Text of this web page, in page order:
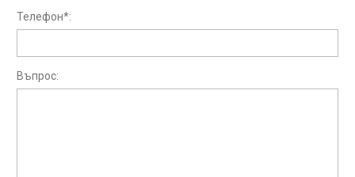
Екскурзии
0700 18 308
Телефон*:
Въпрос: